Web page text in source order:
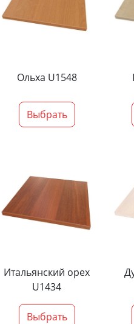
Ольха U1548
Выбрать
Итальянский орех
U1434
Выбрать